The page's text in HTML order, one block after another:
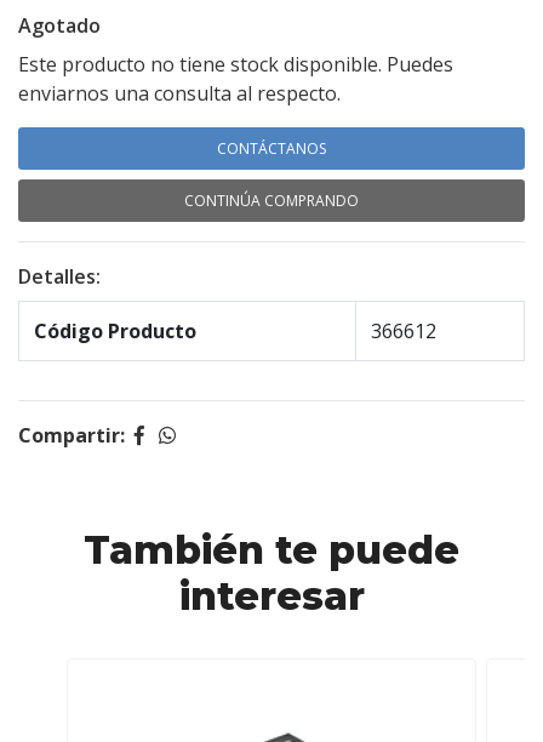
Agotado
Este producto no tiene stock disponible. Puedes
enviarnos una consulta al respecto.
CONTÁCTANOS
CONTINÚA COMPRANDO
Detalles:
Código Producto 366612
Compartir:
También te puede
interesar